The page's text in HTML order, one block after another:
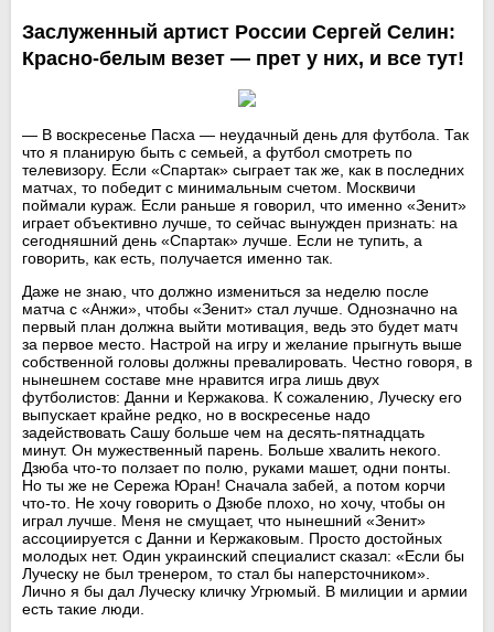
Заслуженный артист России Сергей Селин:
Красно-белым везет — прет у них, и все тут!
— В воскресенье Пасха — неудачный день для футбола. Так
что я планирую быть с семьей, а футбол смотреть по
телевизору. Если «Спартак» сыграет так же, как в последних
матчах, то победит с минимальным счетом. Москвичи
поймали кураж. Если раньше я говорил, что именно «Зенит»
играет объективно лучше, то сейчас вынужден признать: на
сегодняшний день «Спартак» лучше. Если не тупить, а
говорить, как есть, получается именно так.
Даже не знаю, что должно измениться за неделю после
матча с «Анжи», чтобы «Зенит» стал лучше. Однозначно на
первый план должна выйти мотивация, ведь это будет матч
за первое место. Настрой на игру и желание прыгнуть выше
собственной головы должны превалировать. Честно говоря, в
нынешнем составе мне нравится игра лишь двух
футболистов: Данни и Кержакова. К сожалению, Луческу его
выпускает крайне редко, но в воскресенье надо
задействовать Сашу больше чем на десять-пятнадцать
минут. Он мужественный парень. Больше хвалить некого.
Дзюба что-то ползает по полю, руками машет, одни понты.
Но ты же не Сережа Юран! Сначала забей, а потом корчи
что-то. Не хочу говорить о Дзюбе плохо, но хочу, чтобы он
играл лучше. Меня не смущает, что нынешний «Зенит»
ассоциируется с Данни и Кержаковым. Просто достойных
молодых нет. Один украинский специалист сказал: «Если бы
Луческу не был тренером, то стал бы наперсточником».
Лично я бы дал Луческу кличку Угрюмый. В милиции и армии
есть такие люди.